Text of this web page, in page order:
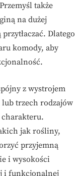
także
na dużej
Dlatego
komody, aby
z wystrojem
trzech rodzajów
jak rośliny,
przyjemną
i wysokości
i funkcjonalnej